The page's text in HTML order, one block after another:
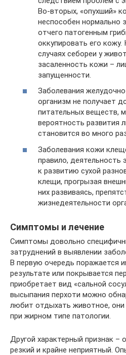
Во-вторых, «опухший»
неспособен нормально
отчего патогенным
оккупировать его кожу.
случаях себореи у
засаленность кожи –
запущенности.
Заболевания
организм не получает
питательных веществ,
вероятность развития
становится во много
Заболевания кожи
правило, деятельность
к развитию сухой
клещи, прогрызая
них развиваясь,
жизнедеятельности
Симптомы и лечение
Симптомы довольно
затруднений в выявлении
В первую очередь поражается
результате или покрывается
приобретает вид «сальной
высыпания перхоти можно
любит отдыхать животное, они
при жирном типе патологии.
Другой характерный признак –
резкий и крайне неприятный.